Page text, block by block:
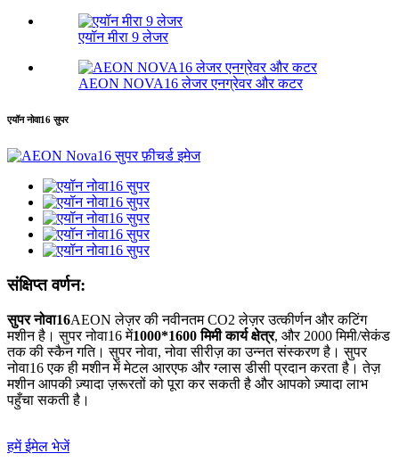
एयॉन मीरा 9 लेजर
AEON NOVA16 लेजर एनग्रेवर और कटर
एयॉन नोवा16 सुपर
संक्षिप्त वर्णन:
सुपर नोवा16AEON लेज़र की नवीनतम CO2 लेज़र उत्कीर्णन और कटिंग
मशीन है। सुपर नोवा16 में1000*1600 मिमी कार्य क्षेत्र, और 2000 मिमी/सेकंड
तक की स्कैन गति। सुपर नोवा, नोवा सीरीज़ का उन्नत संस्करण है। सुपर
नोवा16 एक ही मशीन में मेटल आरएफ और ग्लास डीसी प्रदान करता है। तेज़
मशीन आपकी ज़्यादा ज़रूरतों को पूरा कर सकती है और आपको ज़्यादा लाभ
पहुँचा सकती है।
हमें ईमेल भेजें